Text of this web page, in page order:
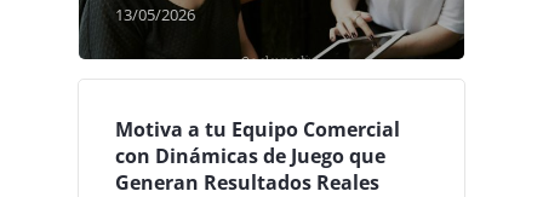
13/05/2026
Motiva a tu Equipo Comercial
con Dinámicas de Juego que
Generan Resultados Reales